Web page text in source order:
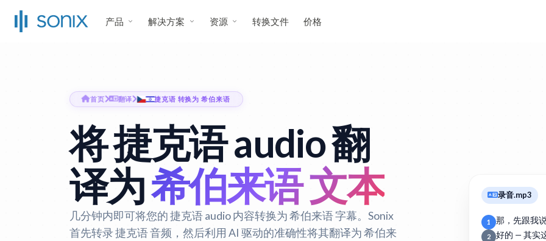
产品 解决方案 资源 转换文件 价格
首页 翻译 捷克语 转换为 希伯来语
将 捷克语 audio 翻
译为希伯来语 文本
几分钟内即可将您的 捷克语 audio 内容转换为 希伯来语 字幕。Sonix
首先转录 捷克语 音频，然后利用 AI 驱动的准确性将其翻译为 希伯来
录音.mp3
1 那，先跟我
2 好的 — 其实